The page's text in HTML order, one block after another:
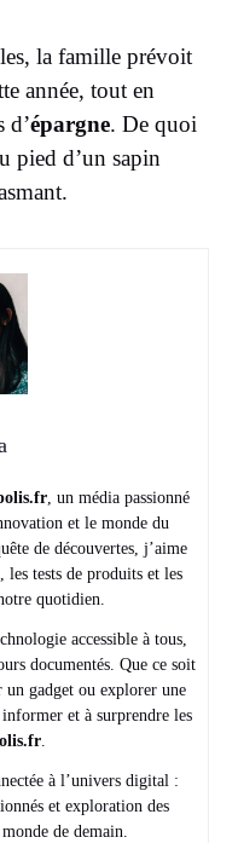
la famille prévoit
année, tout en
d’épargne. De quoi
pied d’un sapin
, un média passionné
et le monde du
de découvertes, j’aime
les tests de produits et les
quotidien.
accessible à tous,
documentés. Que ce soit
gadget ou explorer une
et à surprendre les
.
à l’univers digital :
et exploration des
de demain.